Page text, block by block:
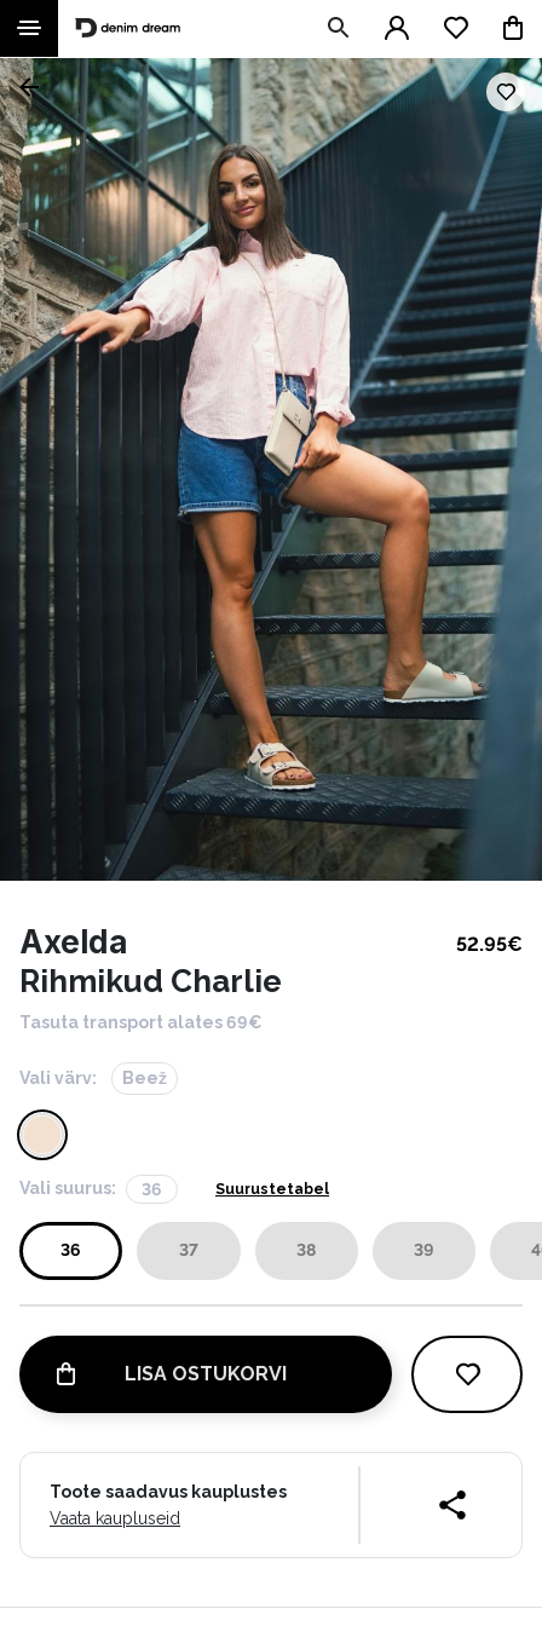
Axelda 52.95€
Rihmikud Charlie
Tasuta transport alates 69€
Vali värv: Beež
Vali suurus: 36 Suurustetabel
36 37 38 39
LISA OSTUKORVI
Toote saadavus kauplustes
Vaata kaupluseid